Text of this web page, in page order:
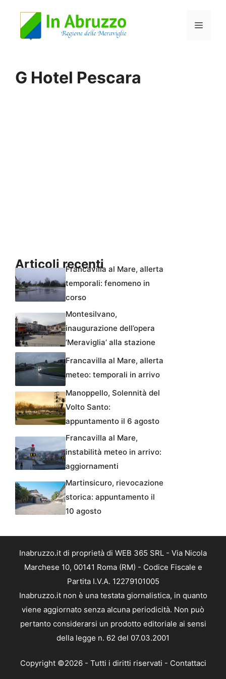
Menu
G Hotel Pescara
Articoli recentiFrancavilla al Mare, allerta
temporali: fenomeno in
corso
Montesilvano,
inaugurazione dell’opera
‘Meraviglia’ alla stazione
Francavilla al Mare, allerta
meteo: temporali in arrivo
Manoppello, Solennità del
Volto Santo:
appuntamento il 6 agosto
Francavilla al Mare,
instabilità meteo in arrivo:
aggiornamenti
Martinsicuro, rievocazione
storica: appuntamento il
10 agosto
Inabruzzo.it di proprietà di WEB 365 SRL - Via Nicola
Marchese 10, 00141 Roma (RM) - Codice Fiscale e
Partita I.V.A. 12279101005
Inabruzzo.it non è una testata giornalistica, in quanto
viene aggiornato senza alcuna periodicità. Non può
pertanto considerarsi un prodotto editoriale ai sensi
della legge n. 62 del 07.03.2001
Copyright ©2026 - Tutti i diritti riservati - Contattaci